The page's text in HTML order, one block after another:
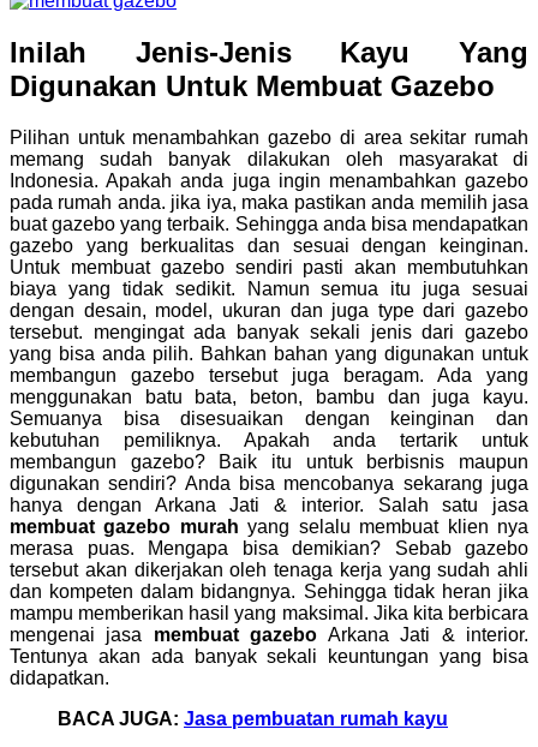
Inilah Jenis-Jenis Kayu Yang
Digunakan Untuk Membuat Gazebo
Pilihan untuk menambahkan gazebo di area sekitar rumah
memang sudah banyak dilakukan oleh masyarakat di
Indonesia. Apakah anda juga ingin menambahkan gazebo
pada rumah anda. jika iya, maka pastikan anda memilih jasa
buat gazebo yang terbaik. Sehingga anda bisa mendapatkan
gazebo yang berkualitas dan sesuai dengan keinginan.
Untuk membuat gazebo sendiri pasti akan membutuhkan
biaya yang tidak sedikit. Namun semua itu juga sesuai
dengan desain, model, ukuran dan juga type dari gazebo
tersebut. mengingat ada banyak sekali jenis dari gazebo
yang bisa anda pilih. Bahkan bahan yang digunakan untuk
membangun gazebo tersebut juga beragam. Ada yang
menggunakan batu bata, beton, bambu dan juga kayu.
Semuanya bisa disesuaikan dengan keinginan dan
kebutuhan pemiliknya. Apakah anda tertarik untuk
membangun gazebo? Baik itu untuk berbisnis maupun
digunakan sendiri? Anda bisa mencobanya sekarang juga
hanya dengan Arkana Jati & interior. Salah satu jasa
membuat gazebo murahyang selalu membuat klien nya
merasa puas. Mengapa bisa demikian? Sebab gazebo
tersebut akan dikerjakan oleh tenaga kerja yang sudah ahli
dan kompeten dalam bidangnya. Sehingga tidak heran jika
mampu memberikan hasil yang maksimal. Jika kita berbicara
mengenai jasa membuat gazeboArkana Jati & interior.
Tentunya akan ada banyak sekali keuntungan yang bisa
didapatkan.
BACA JUGA: Jasa pembuatan rumah kayu